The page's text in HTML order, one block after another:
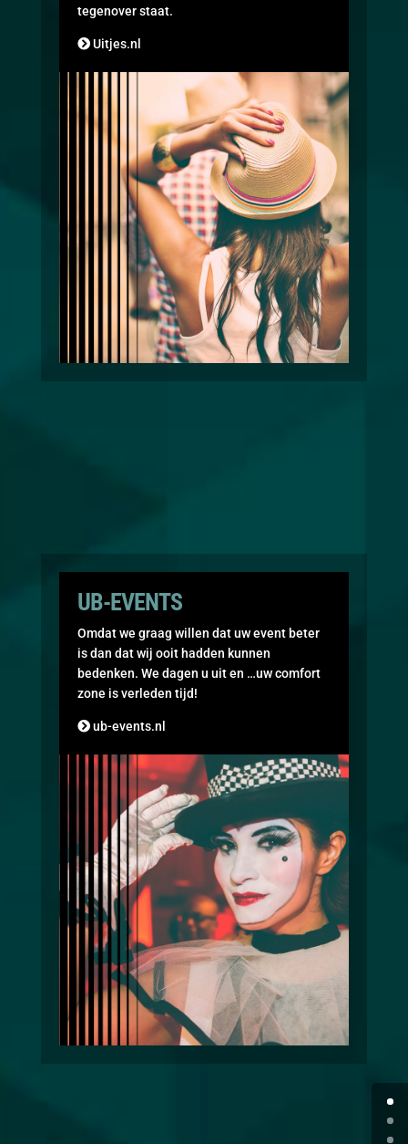
tegenover staat.
Uitjes.nl
UB-EVENTS
Omdat we graag willen dat uw event beter
is dan dat wij ooit hadden kunnen
bedenken. We dagen u uit en …uw comfort
zone is verleden tijd!
ub-events.nl